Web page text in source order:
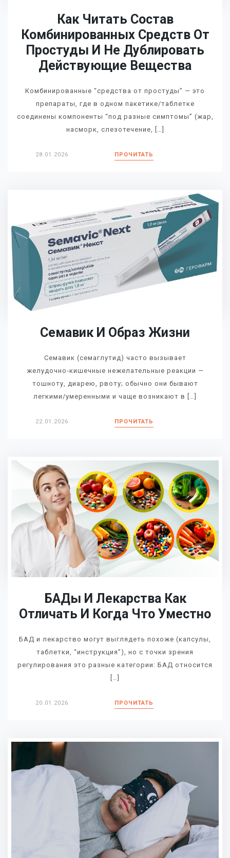
Как Читать Состав
Комбинированных Средств От
Простуды И Не Дублировать
Действующие Вещества
Комбинированные “средства от простуды” — это
препараты, где в одном пакетике/таблетке
соединены компоненты “под разные симптомы” (жар,
насморк, слезотечение, […]
28.01.2026 ПРОЧИТАТЬ
Семавик И Образ Жизни
Семавик (семаглутид) часто вызывает
желудочно‑кишечные нежелательные реакции —
тошноту, диарею, рвоту; обычно они бывают
легкими/умеренными и чаще возникают в […]
22.01.2026 ПРОЧИТАТЬ
БАДы И Лекарства Как
Отличать И Когда Что Уместно
БАД и лекарство могут выглядеть похоже (капсулы,
таблетки, “инструкция”), но с точки зрения
регулирования это разные категории: БАД относится
[…]
20.01.2026 ПРОЧИТАТЬ